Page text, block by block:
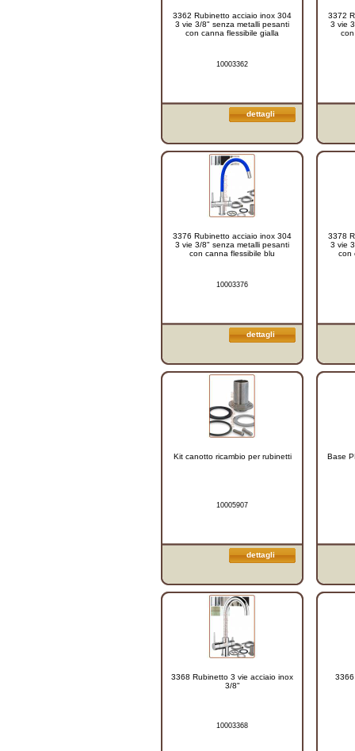
3362 Rubinetto acciaio inox 304
3 vie 3/8" senza metalli pesanti
con canna flessibile gialla
10003362
dettagli
3372
3 vie
3376 Rubinetto acciaio inox 304
3 vie 3/8" senza metalli pesanti
con canna flessibile blu
10003376
dettagli
3378
3 vie
con
Kit canotto ricambio per rubinetti
10005907
dettagli
Base
3368 Rubinetto 3 vie acciaio inox
3/8"
10003368